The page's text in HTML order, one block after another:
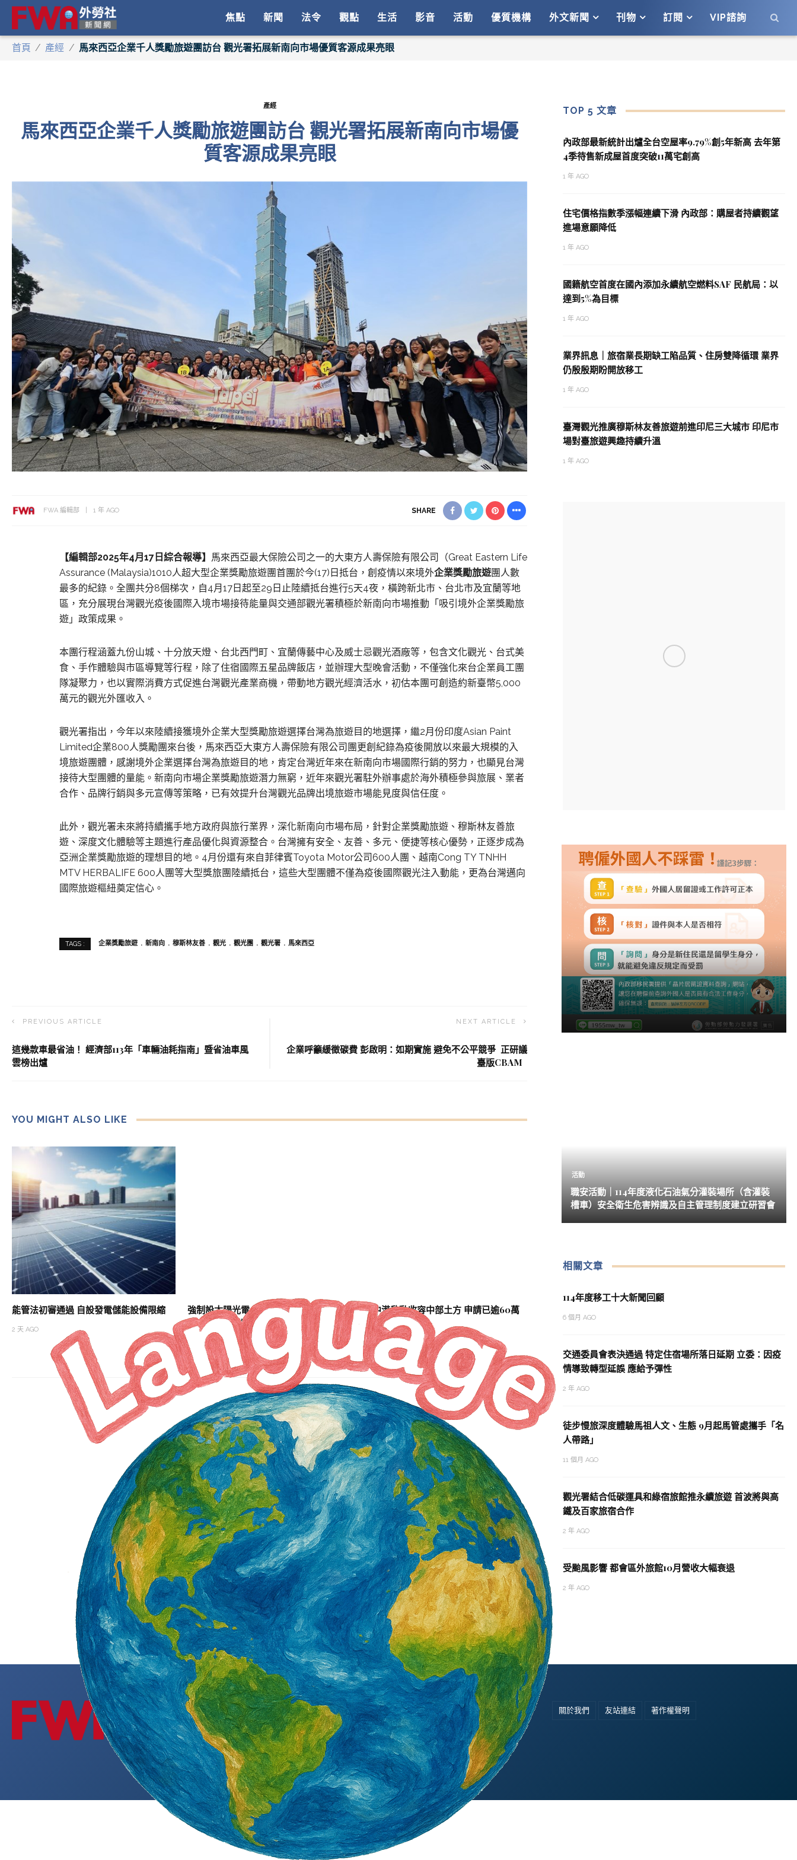
焦點 新聞 法令 觀點 生活 影音 活動 優質機構 外文新聞 刊物 訂閱 VIP諮詢
首頁 / 產經 / 馬來西亞企業千人獎勵旅遊團訪台 觀光署拓展新南向市場優質客源成果亮眼
產經
馬來西亞企業千人獎勵旅遊團訪台 觀光署拓展新南向市場優
質客源成果亮眼
FWA 編輯部 1 年 AGO SHARE
【編輯部2025年4月17日綜合報導】 馬來西亞最大保險公司之一的大東方人壽保險有限公司（Great Eastern Life
Assurance (Malaysia)1010人超大型企業獎勵旅遊團首團於今(17)日抵台，創疫情以來境外企業獎勵旅遊團人數
最多的紀錄。全團共分8個梯次，自4月17日起至29日止陸續抵台進行5天4夜，橫跨新北市、台北市及宜蘭等地
區，充分展現台灣觀光疫後國際入境市場接待能量與交通部觀光署積極於新南向市場推動「吸引境外企業獎勵旅
遊」政策成果。
本團行程涵蓋九份山城、十分放天燈、台北西門町、宜蘭傳藝中心及威士忌觀光酒廠等，包含文化觀光、台式美
食、手作體驗與市區導覽等行程，除了住宿國際五星品牌飯店，並辦理大型晚會活動，不僅強化來台企業員工團
隊凝聚力，也以實際消費方式促進台灣觀光產業商機，帶動地方觀光經濟活水，初估本團可創造約新臺幣5,000
萬元的觀光外匯收入。
觀光署指出，今年以來陸續接獲境外企業大型獎勵旅遊選擇台灣為旅遊目的地選擇，繼2月份印度Asian Paint
Limited企業800人獎勵團來台後，馬來西亞大東方人壽保險有限公司團更創紀錄為疫後開放以來最大規模的入
境旅遊團體，感謝境外企業選擇台灣為旅遊目的地，肯定台灣近年來在新南向市場國際行銷的努力，也顯見台灣
接待大型團體的量能。新南向市場企業獎勵旅遊潛力無窮，近年來觀光署駐外辦事處於海外積極參與旅展、業者
合作、品牌行銷與多元宣傳等策略，已有效提升台灣觀光品牌出境旅遊市場能見度與信任度。
此外，觀光署未來將持續攜手地方政府與旅行業界，深化新南向市場布局，針對企業獎勵旅遊、穆斯林友善旅
遊、深度文化體驗等主題進行產品優化與資源整合。台灣擁有安全、友善、多元、便捷等核心優勢，正逐步成為
亞洲企業獎勵旅遊的理想目的地。4月份還有來自菲律賓Toyota Motor公司600人團、越南Cong TY TNHH
MTV HERBALIFE 600人團等大型獎旅團陸續抵台，這些大型團體不僅為疫後國際觀光注入動能，更為台灣邁向
國際旅遊樞紐奠定信心。
TAGS : 企業獎勵旅遊 新南向 穆斯林友善 觀光 觀光團 觀光署 馬來西亞
PREVIOUS ARTICLE
這幾款車最省油！ 經濟部113年「車輛油耗指南」暨省油車風
雲榜出爐
NEXT ARTICLE
企業呼籲緩徵碳費 彭啟明：如期實施 避免不公平競爭 正研議
臺版CBAM
YOU MIGHT ALSO LIKE
能管法初審通過 自設發電儲能設備限縮
2 天 AGO
強制設太陽光電上路 排除住宅店鋪 環
團：12月前應重新納入 全面實施
2 天 AGO
臺中港啟動收容中部土方 申請已逾60萬
M³
4 天 AGO
TOP 5 文章
內政部最新統計出爐全台空屋率9.79%創5年新高 去年第
4季待售新成屋首度突破11萬宅創高
1 年 AGO
住宅價格指數季漲幅連續下滑 內政部：購屋者持續觀望
進場意願降低
1 年 AGO
國籍航空首度在國內添加永續航空燃料SAF 民航局：以
達到5%為目標
1 年 AGO
業界訊息｜旅宿業長期缺工陷品質、住房雙降循環 業界
仍殷殷期盼開放移工
1 年 AGO
臺灣觀光推廣穆斯林友善旅遊前進印尼三大城市 印尼市
場對臺旅遊興趣持續升溫
1 年 AGO
活動
職安活動｜114年度液化石油氣分灌裝場所（含灌裝
槽車）安全衛生危害辨識及自主管理制度建立研習會
相關文章
114年度移工十大新聞回顧
6 個月 AGO
交通委員會表決通過 特定住宿場所落日延期 立委：因疫
情導致轉型延誤 應給予彈性
2 年 AGO
徒步慢旅深度體驗馬祖人文、生態 9月起馬管處攜手「名
人帶路」
11 個月 AGO
觀光署結合低碳運具和綠宿旅館推永續旅遊 首波將與高
鐵及百家旅宿合作
2 年 AGO
受颱風影響 都會區外旅館10月營收大幅衰退
2 年 AGO
外籍勞工通訊社版權所有 ©
服務專線：
(02)2763-2037、(02)2765-0906
台北市南京東路五段47號5樓之2
關於我們 友站連結 著作權聲明